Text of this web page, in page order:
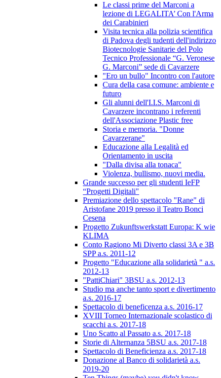
Le classi prime del Marconi a
lezione di LEGALITA’ Con l'Arma
dei Carabinieri
Visita tecnica alla polizia scientifica
di Padova degli tudenti dell'indirizzo
Biotecnologie Sanitarie del Polo
Tecnico Professionale “G. Veronese
G. Marconi” sede di Cavarzere
"Ero un bullo" Incontro con l'autore
Cura della casa comune: ambiente e
futuro
Gli alunni dell'I.I.S. Marconi di
Cavarzere incontrano i referenti
dell'Associazione Plastic free
Storia e memoria. "Donne
Cavarzerane"
Educazione alla Legalità ed
Orientamento in uscita
"Dalla divisa alla tonaca"
Violenza, bullismo, nuovi media.
Grande successo per gli studenti IeFP
“Progetti Digitali"
Premiazione dello spettacolo "Rane" di
Aristofane 2019 presso il Teatro Bonci
Cesena
Progetto Zukunftswerkstatt Europa: K wie
KLIMA
Conto Ragiono Mi Diverto classi 3A e 3B
SPP a.s. 2011-12
Progetto "Educazione alla solidarietà " a.s.
2012-13
"PattiChiari" 3BSU a.s. 2012-13
Studio ma anche tanto sport e divertimento
a.s. 2016-17
Spettacolo di beneficenza a.s. 2016-17
XVIII Torneo Internazionale scolastico di
scacchi a.s. 2017-18
Uno Scatto al Passato a.s. 2017-18
Storie di Alternanza 5BSU a.s. 2017-18
Spettacolo di Beneficienza a.s. 2017-18
Donazione al Banco di solidarietà a.s.
2019-20